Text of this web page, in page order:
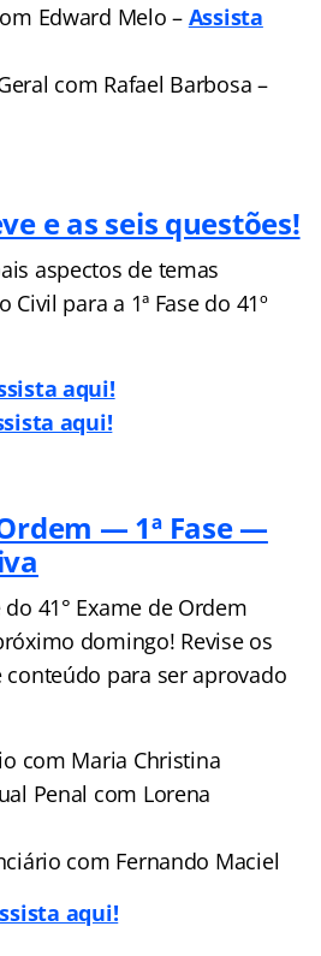
Edward Melo – Assista
com Rafael Barbosa –
e as seis questões!
aspectos de temas
para a 1ª Fase do 41º
aqui!
aqui!
— 1ª Fase —
do 41° Exame de Ordem
domingo! Revise os
para ser aprovado
com Maria Christina
Penal com Lorena
com Fernando Maciel
aqui!